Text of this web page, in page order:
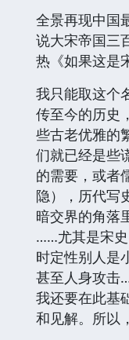
全景再现中国
说大宋帝国三
热《如果这是
我只能取这
传至今的历史
些古老优雅的
们就已经是些
的需要，或者
隐），历代写
暗交界的角落
……尤其是宋
时定性别人是
甚至人身攻击
我还要在此基
和见解。所以